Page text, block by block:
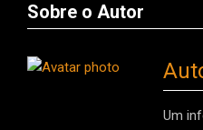
Sobre o Autor
Um